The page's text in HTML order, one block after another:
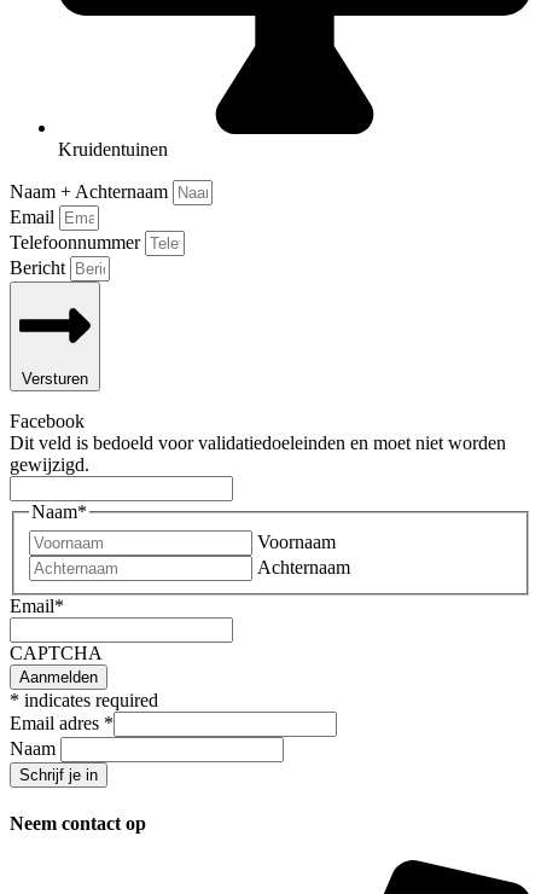
Kruidentuinen
Naam + Achternaam
Email
Telefoonnummer
Bericht
Versturen
Facebook
Dit veld is bedoeld voor validatiedoeleinden en moet niet worden
gewijzigd.
Naam*
Voornaam
Achternaam
Email*
CAPTCHA
* indicates required
Email adres *
Naam
Neem contact op